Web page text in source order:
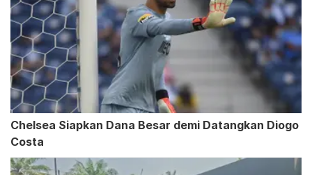
Chelsea Siapkan Dana Besar demi Datangkan Diogo
Costa